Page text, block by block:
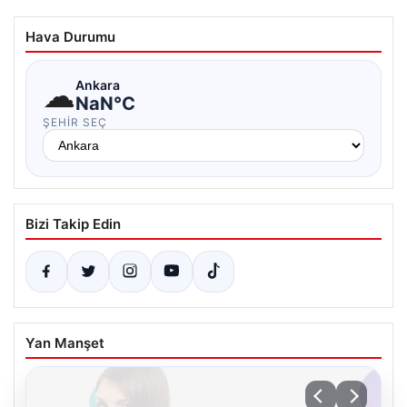
Hava Durumu
☁Ankara
NaN°C
ŞEHIR SEÇ
Bizi Takip Edin
Yan Manşet